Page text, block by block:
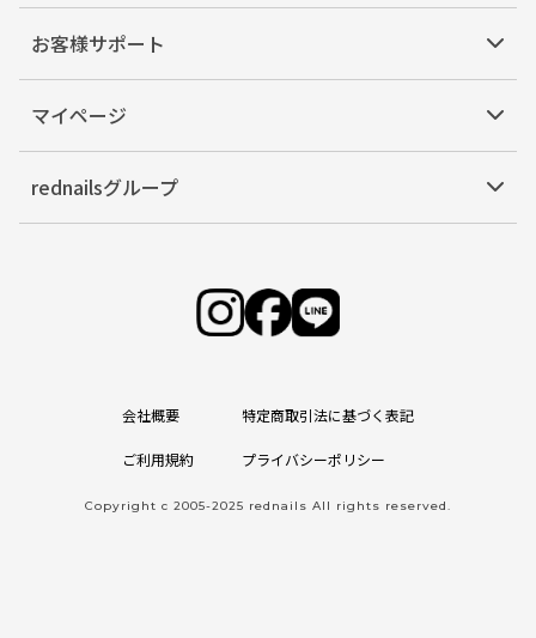
お客様サポート
マイページ
rednailsグループ
会社概要 特定商取引法に基づく表記
ご利用規約 プライバシーポリシー
Copyright c 2005-2025 rednails All rights reserved.